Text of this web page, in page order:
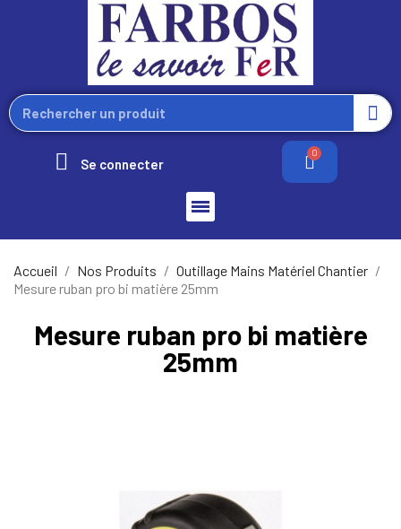
Se connecter
Accueil Nos Produits
Outillage Mains Matériel Chantier
Mesure ruban pro bi matière 25mm
Mesure ruban pro bi matière
25mm